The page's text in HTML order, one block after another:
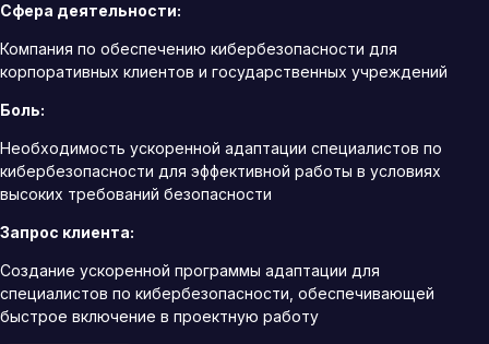
Сфера деятельности:
Компания по обеспечению кибербезопасности для
корпоративных клиентов и государственных учреждений
Боль:
Необходимость ускоренной адаптации специалистов по
кибербезопасности для эффективной работы в условиях
высоких требований безопасности
Запрос клиента:
Создание ускоренной программы адаптации для
специалистов по кибербезопасности, обеспечивающей
быстрое включение в проектную работу